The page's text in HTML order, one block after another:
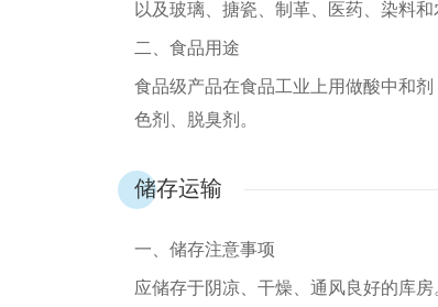
以及玻璃、搪瓷、制革、医药、染料
二、食品用途
食品级产品在食品工业上用做酸中和
色剂、脱臭剂。
储存运输
一、储存注意事项
应储存于阴凉、干燥、通风良好的库